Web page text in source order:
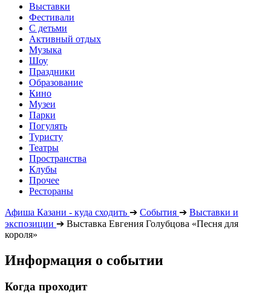
Выставки
Фестивали
С детьми
Активный отдых
Музыка
Шоу
Праздники
Образование
Кино
Музеи
Парки
Погулять
Туристу
Театры
Пространства
Клубы
Прочее
Рестораны
Афиша Казани - куда сходить ➔ События ➔ Выставки и
экспозиции ➔ Выставка Евгения Голубцова «Песня для
короля»
Информация о событии
Когда проходит